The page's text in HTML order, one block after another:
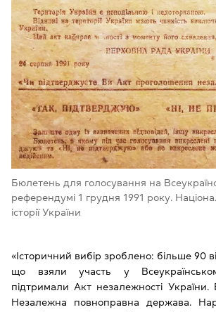
Бюлетень для голосування на
референдумі 1 грудня 1991 року.
історії України
«Історичний вибір зроблено: більше 90
що взяли участь у
підтримали Акт незалежності України.
Незалежна повноправна держава.